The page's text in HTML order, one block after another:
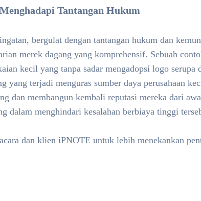
Tantangan Hukum
bergulat dengan tantangan hukum dan
merek dagang yang komprehensif. Sebuah
kecil yang tanpa sadar mengadopsi logo serupa
yang terjadi menguras sumber daya perusahaan
dan membangun kembali reputasi mereka dari
dalam menghindari kesalahan berbiaya tinggi
dan klien iPNOTE untuk lebih menekankan